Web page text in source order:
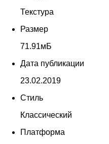
Текстура
Размер
71.91мБ
Дата публикации
23.02.2019
Стиль
Классический
Платформа